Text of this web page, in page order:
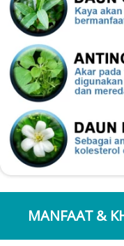
MANFAAT &